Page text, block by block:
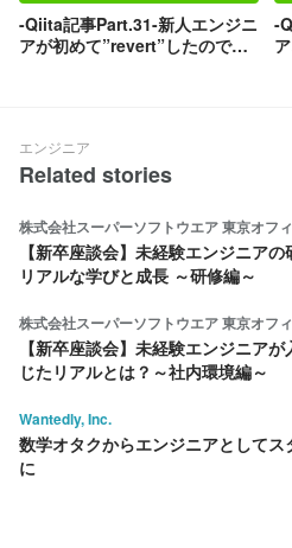
-Qiita記事Part.31-新人エンジニ
アが初めて”revert”したのでメ
-
エンジニア
Related stories
株式会社スーパーソフトウエア 東京オフ
【新卒座談会】未経験エンジニアの
リアルな学びと成長 ～研修編～
株式会社スーパーソフトウエア 東京オフ
【新卒座談会】未経験エンジニア
じたリアルとは？～社内環境編～
Wantedly, Inc.
数学オタクからエンジニアとしてス
に